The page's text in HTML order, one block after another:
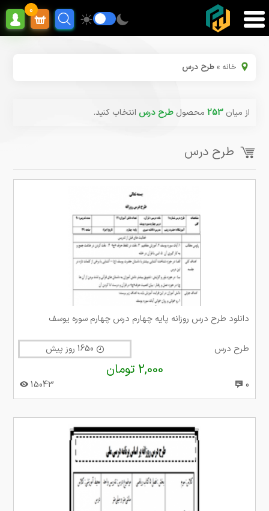
0
خانه »طرح درس
از میان253 محصولطرح درس انتخاب کنید.
طرح درس
دانلود طرح درس روزانه پایه چهارم درس چهارم سوره یوسف
طرح درس
2,000 تومان
0
15043